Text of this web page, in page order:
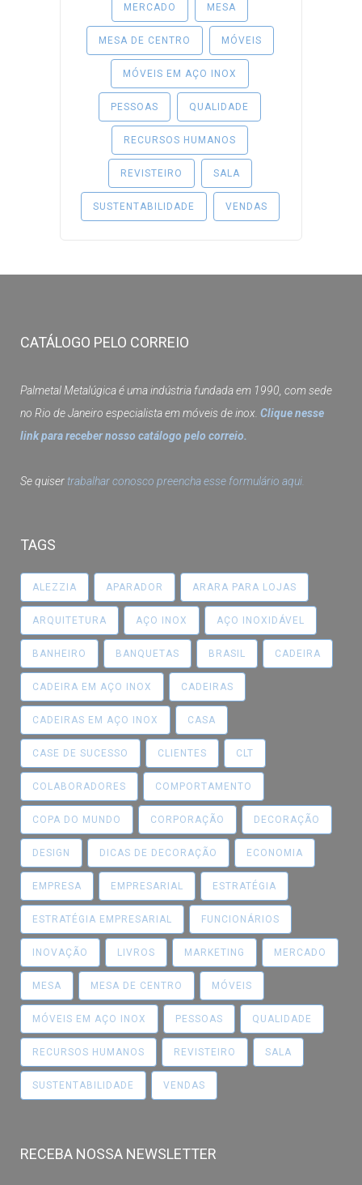
MERCADO MESA
MESA DE CENTRO MÓVEIS
MÓVEIS EM AÇO INOX
PESSOAS QUALIDADE
RECURSOS HUMANOS
REVISTEIRO SALA
SUSTENTABILIDADE VENDAS
CATÁLOGO PELO CORREIO
Palmetal Metalúgica é uma indústria fundada em 1990, com sede
no Rio de Janeiro especialista em móveis de inox. Clique nesse
link para receber nosso catálogo pelo correio.
Se quisertrabalhar conosco preencha esse formulário aqui.
TAGS
ALEZZIA APARADOR ARARA PARA LOJAS
ARQUITETURA AÇO INOX AÇO INOXIDÁVEL
BANHEIRO BANQUETAS BRASIL CADEIRA
CADEIRA EM AÇO INOX CADEIRAS
CADEIRAS EM AÇO INOX CASA
CASE DE SUCESSO CLIENTES CLT
COLABORADORES COMPORTAMENTO
COPA DO MUNDO CORPORAÇÃO DECORAÇÃO
DESIGN DICAS DE DECORAÇÃO ECONOMIA
EMPRESA EMPRESARIAL ESTRATÉGIA
ESTRATÉGIA EMPRESARIAL FUNCIONÁRIOS
INOVAÇÃO LIVROS MARKETING MERCADO
MESA MESA DE CENTRO MÓVEIS
MÓVEIS EM AÇO INOX PESSOAS QUALIDADE
RECURSOS HUMANOS REVISTEIRO SALA
SUSTENTABILIDADE VENDAS
RECEBA NOSSA NEWSLETTER